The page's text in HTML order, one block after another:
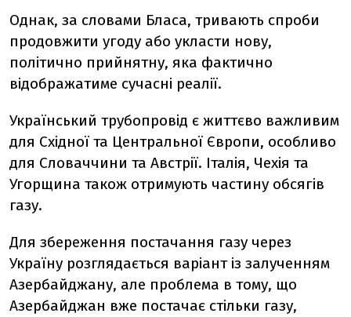
Однак, за словами Бласа, тривають спроби
продовжити угоду або укласти нову,
політично прийнятну, яка фактично
відображатиме сучасні реалії.
Український трубопровід є життєво важливим
для Східної та Центральної Європи, особливо
для Словаччини та Австрії. Італія, Чехія та
Угорщина також отримують частину обсягів
газу.
Для збереження постачання газу через
Україну розглядається варіант із залученням
Азербайджану, але проблема в тому, що
Азербайджан вже постачає стільки газу,